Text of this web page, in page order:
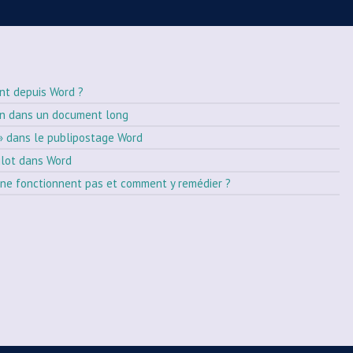
depuis Word ?
dans un document long
dans le publipostage Word
dans Word
fonctionnent pas et comment y remédier ?